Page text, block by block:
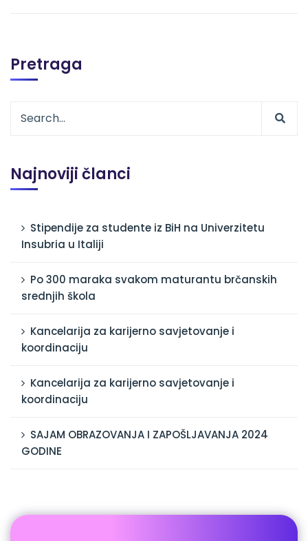
Pretraga
Najnoviji članci
Stipendije za studente iz BiH na Univerzitetu
Insubria u Italiji
Po 300 maraka svakom maturantu brčanskih
srednjih škola
Kancelarija za karijerno savjetovanje i
koordinaciju
Kancelarija za karijerno savjetovanje i
koordinaciju
SAJAM OBRAZOVANJA I ZAPOŠLJAVANJA 2024
GODINE